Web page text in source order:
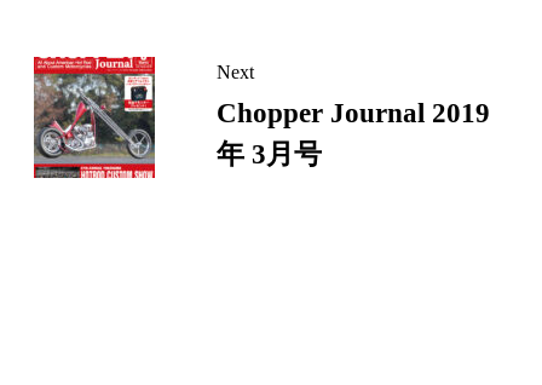
Next
Chopper Journal 2019
年 3月号